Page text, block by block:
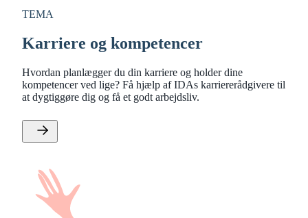
TEMA
Karriere og kompetencer
Hvordan planlægger du din karriere og holder dine
kompetencer ved lige? Få hjælp af IDAs karriererådgivere til
at dygtiggøre dig og få et godt arbejdsliv.